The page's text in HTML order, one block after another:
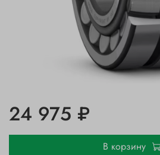
24 975 ₽
В корзину